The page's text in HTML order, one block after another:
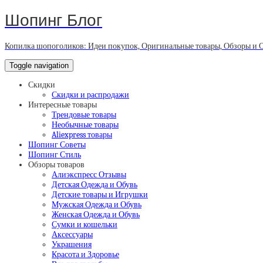
Шопинг Блог
Копилка шопоголиков: Идеи покупок, Оригинальные товары, Обзоры и
Toggle navigation
Скидки
Скидки и распродажи
Интересные товары
Трендовые товары
Необычные товары
Aliexpress товары
Шопинг Советы
Шопинг Стиль
Обзоры товаров
Алиэкспресс Отзывы
Детская Одежда и Обувь
Детские товары и Игрушки
Мужская Одежда и Обувь
Женская Одежда и Обувь
Сумки и кошельки
Аксессуары
Украшения
Красота и Здоровье